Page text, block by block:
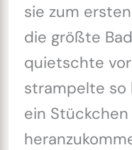
sie zum
die größte
quietschte
strampelte so
ein